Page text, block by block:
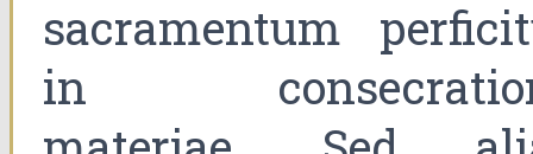
sacramentum
in